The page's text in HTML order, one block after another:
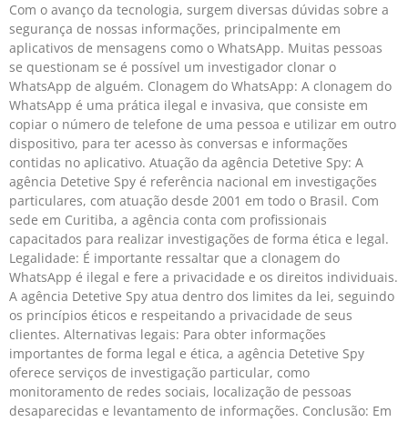
Com o avanço da tecnologia, surgem diversas dúvidas sobre a
segurança de nossas informações, principalmente em
aplicativos de mensagens como o WhatsApp. Muitas pessoas
se questionam se é possível um investigador clonar o
WhatsApp de alguém. Clonagem do WhatsApp: A clonagem do
WhatsApp é uma prática ilegal e invasiva, que consiste em
copiar o número de telefone de uma pessoa e utilizar em outro
dispositivo, para ter acesso às conversas e informações
contidas no aplicativo. Atuação da agência Detetive Spy: A
agência Detetive Spy é referência nacional em investigações
particulares, com atuação desde 2001 em todo o Brasil. Com
sede em Curitiba, a agência conta com profissionais
capacitados para realizar investigações de forma ética e legal.
Legalidade: É importante ressaltar que a clonagem do
WhatsApp é ilegal e fere a privacidade e os direitos individuais.
A agência Detetive Spy atua dentro dos limites da lei, seguindo
os princípios éticos e respeitando a privacidade de seus
clientes. Alternativas legais: Para obter informações
importantes de forma legal e ética, a agência Detetive Spy
oferece serviços de investigação particular, como
monitoramento de redes sociais, localização de pessoas
desaparecidas e levantamento de informações. Conclusão: Em